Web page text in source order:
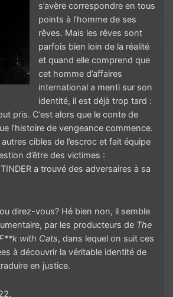
s’avère correspondre en tous
points à l’homme de ses
rêves. Mais les rêves sont
parfois bien loin de la réalité
et quand elle comprend que
cet homme d’affaires
international a menti sur son
identité, il est déjà trop tard :
pris. C’est alors que le conte de
l’histoire de vengeance commence.
cibles de l’escroc et fait équipe
d’être des victimes :
TINDER a trouvé des adversaires à sa
direz-vous? Hé bien non, il semble
par les producteurs de The
with Cats, dans lequel on suit ces
à découvrir la véritable identité de
en justice.